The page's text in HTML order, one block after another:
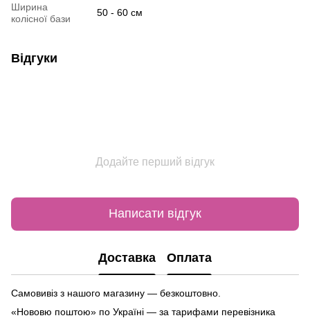
Ширина
колісної бази
50 - 60 см
Відгуки
Додайте перший відгук
Написати відгук
Доставка Оплата
Самовивіз з нашого магазину — безкоштовно.
«Нововю поштою» по Україні — за тарифами перевізника